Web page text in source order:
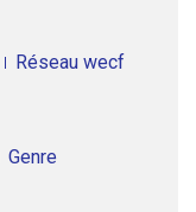
Réseau wecf
Genre